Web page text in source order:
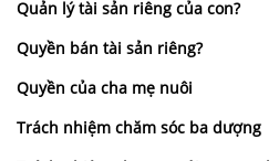
Quản lý tài sản riêng của con?
Quyền bán tài sản riêng?
Quyền của cha mẹ nuôi
Trách nhiệm chăm sóc ba dượng